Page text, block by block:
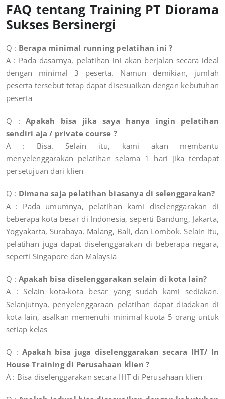
FAQ tentang Training PT Diorama
Sukses Bersinergi
Q : Berapa minimal running pelatihan ini ?
A : Pada dasarnya, pelatihan ini akan berjalan secara ideal
dengan minimal 3 peserta. Namun demikian, jumlah
peserta tersebut tetap dapat disesuaikan dengan kebutuhan
peserta
Q :Apakah bisa jika saya hanya ingin pelatihan
sendiri aja / private course ?
A : Bisa. Selain itu, kami akan membantu
menyelenggarakan pelatihan selama 1 hari jika terdapat
persetujuan dari klien
Q : Dimana saja pelatihan biasanya di selenggarakan?
A : Pada umumnya, pelatihan kami diselenggarakan di
beberapa kota besar di Indonesia, seperti Bandung, Jakarta,
Yogyakarta, Surabaya, Malang, Bali, dan Lombok. Selain itu,
pelatihan juga dapat diselenggarakan di beberapa negara,
seperti Singapore dan Malaysia
Q : Apakah bisa diselenggarakan selain di kota lain?
A : Selain kota-kota besar yang sudah kami sediakan.
Selanjutnya, penyelenggaraan pelatihan dapat diadakan di
kota lain, asalkan memenuhi minimal kuota 5 orang untuk
setiap kelas
Q : Apakah bisa juga diselenggarakan secara IHT/ In
House Training di Perusahaan klien ?
A : Bisa diselenggarakan secara IHT di Perusahaan klien